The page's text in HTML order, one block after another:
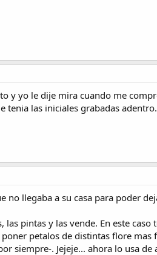
y yo le dije mira cuando me
las iniciales grabadas
llegaba a su casa para poder
pintas y las vende. En este
petalos de distintas flore mas
siempre-. Jejeje... ahora lo usa de